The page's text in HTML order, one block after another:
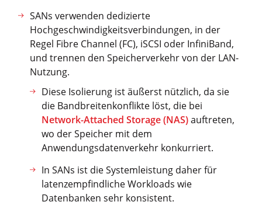
SANs verwenden dedizierte
Hochgeschwindigkeitsverbindungen, in der
Regel Fibre Channel (FC), iSCSI oder InfiniBand,
und trennen den Speicherverkehr von der LAN-
Nutzung.
Diese Isolierung ist äußerst nützlich, da sie
die Bandbreitenkonflikte löst, die bei
Network-Attached Storage (NAS)auftreten,
wo der Speicher mit dem
Anwendungsdatenverkehr konkurriert.
In SANs ist die Systemleistung daher für
latenzempfindliche Workloads wie
Datenbanken sehr konsistent.